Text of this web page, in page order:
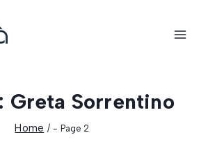
Greta Sorrentino
Home /- Page 2